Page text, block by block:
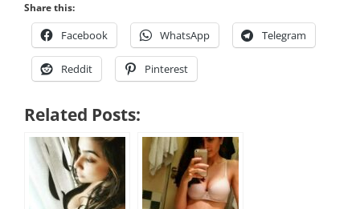
Share this:
Facebook WhatsApp Telegram
Reddit Pinterest
Related Posts: